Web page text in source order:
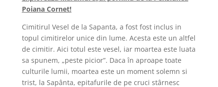
Poiana Cornet!
Cimitirul Vesel de la Sapanta, a fost fost inclus in
topul cimitirelor unice din lume. Acesta este un altfel
de cimitir. Aici totul este vesel, iar moartea este luata
sa spunem, „peste picior”. Daca în aproape toate
culturile lumii, moartea este un moment solemn si
trist, la Sapânta, epitafurile de pe cruci stârnesc